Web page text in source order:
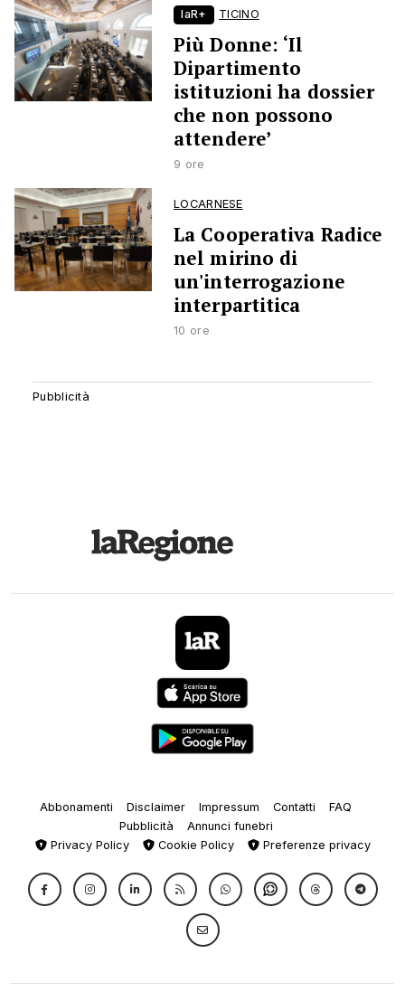
laR+ TICINO
Più Donne: ‘Il
Dipartimento
istituzioni ha dossier
che non possono
attendere’
9 ore
LOCARNESE
La Cooperativa Radice
nel mirino di
un'interrogazione
interpartitica
10 ore
Abbonamenti Disclaimer Impressum Contatti
FAQ
Pubblicità
Annunci funebri
Privacy Policy
Cookie Policy Preferenze privacy